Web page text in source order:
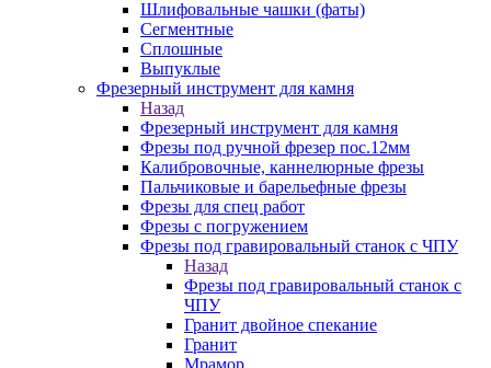
Шлифовальные чашки (фаты)
Сегментные
Сплошные
Выпуклые
Фрезерный инструмент для камня
Назад
Фрезерный инструмент для камня
Фрезы под ручной фрезер пос.12мм
Калибровочные, каннелюрные фрезы
Пальчиковые и барельефные фрезы
Фрезы для спец работ
Фрезы с погружением
Фрезы под гравировальный станок с ЧПУ
Назад
Фрезы под гравировальный станок с
ЧПУ
Гранит двойное спекание
Гранит
Мрамор